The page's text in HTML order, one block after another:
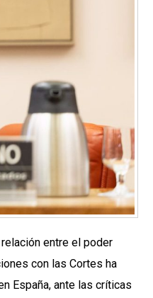
entre el poder
con las Cortes ha
España, ante las críticas